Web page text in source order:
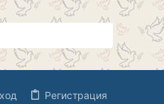
Регистрация